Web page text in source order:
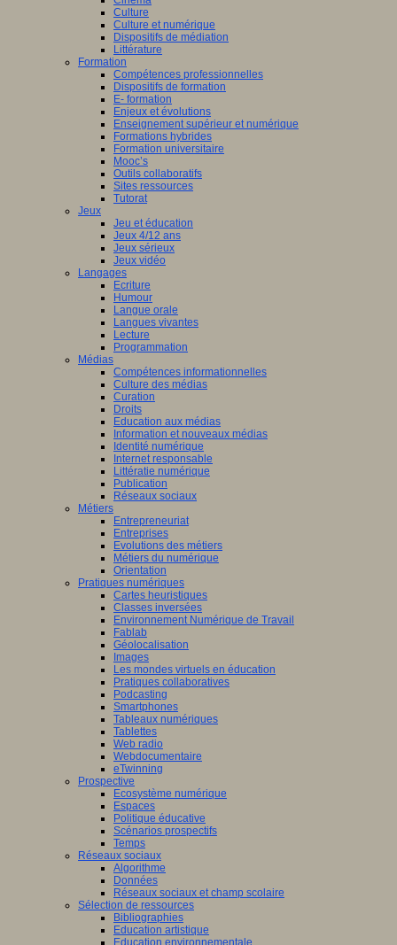
Culture
Culture et numérique
Dispositifs de médiation
Littérature
Formation
Compétences professionnelles
Dispositifs de formation
E- formation
Enjeux et évolutions
Enseignement supérieur et numérique
Formations hybrides
Formation universitaire
Mooc’s
Outils collaboratifs
Sites ressources
Tutorat
Jeux
Jeu et éducation
Jeux 4/12 ans
Jeux sérieux
Jeux vidéo
Langages
Ecriture
Humour
Langue orale
Langues vivantes
Lecture
Programmation
Médias
Compétences informationnelles
Culture des médias
Curation
Droits
Education aux médias
Information et nouveaux médias
Identité numérique
Internet responsable
Littératie numérique
Publication
Réseaux sociaux
Métiers
Entrepreneuriat
Entreprises
Evolutions des métiers
Métiers du numérique
Orientation
Pratiques numériques
Cartes heuristiques
Classes inversées
Environnement Numérique de Travail
Fablab
Géolocalisation
Images
Les mondes virtuels en éducation
Pratiques collaboratives
Podcasting
Smartphones
Tableaux numériques
Tablettes
Web radio
Webdocumentaire
eTwinning
Prospective
Ecosystème numérique
Espaces
Politique éducative
Scénarios prospectifs
Temps
Réseaux sociaux
Algorithme
Données
Réseaux sociaux et champ scolaire
Sélection de ressources
Bibliographies
Education artistique
Education environnementale